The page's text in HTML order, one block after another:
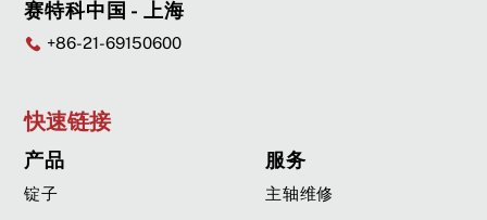
赛特科中国 - 上海
+86-21-69150600
快速链接
产品
锭子
服务
主轴维修